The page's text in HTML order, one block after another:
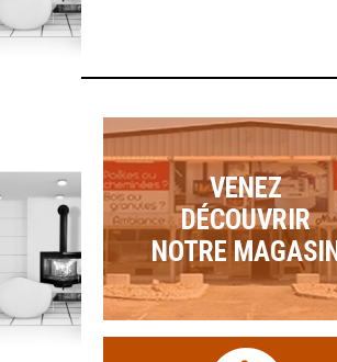
VENEZ
DÉCOUVRIR
NOTRE MAGASIN